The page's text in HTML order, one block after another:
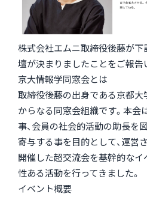
株式会社エムニ取締役後藤が
壇が決まりましたことをご報告
京大情報学同窓会とは
取締役後藤の出身である京都大
からなる同窓会組織です。本会
事、会員の社会的活動の助長を
寄与する事を目的として、運営
開催した超交流会を基幹的なイ
性ある活動を行ってきました。
イベント概要